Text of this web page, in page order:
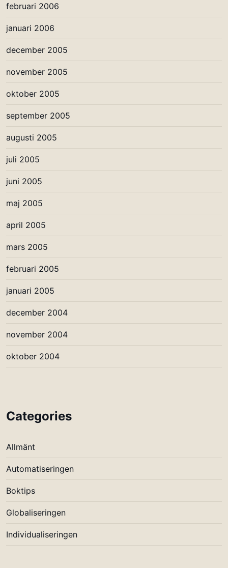
februari 2006
januari 2006
december 2005
november 2005
oktober 2005
september 2005
augusti 2005
juli 2005
juni 2005
maj 2005
april 2005
mars 2005
februari 2005
januari 2005
december 2004
november 2004
oktober 2004
Categories
Allmänt
Automatiseringen
Boktips
Globaliseringen
Individualiseringen